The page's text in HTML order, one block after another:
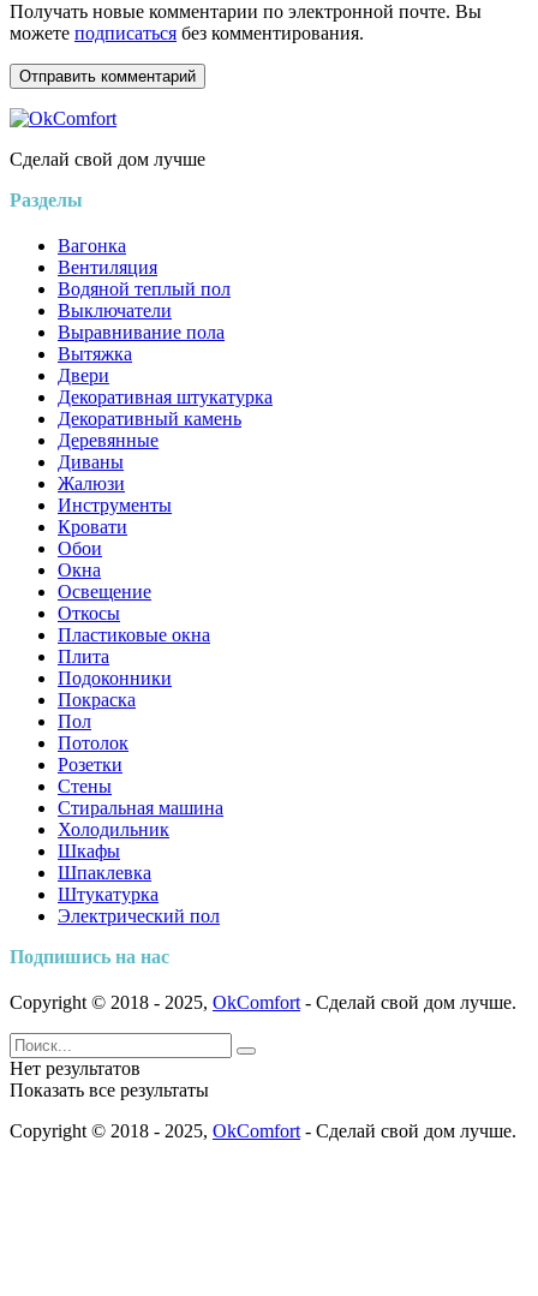
Получать новые комментарии по электронной почте. Вы
можете подписаться без комментирования.
Сделай свой дом лучше
Разделы
Вагонка
Вентиляция
Водяной теплый пол
Выключатели
Выравнивание пола
Вытяжка
Двери
Декоративная штукатурка
Декоративный камень
Деревянные
Диваны
Жалюзи
Инструменты
Кровати
Обои
Окна
Освещение
Откосы
Пластиковые окна
Плита
Подоконники
Покраска
Пол
Потолок
Розетки
Стены
Стиральная машина
Холодильник
Шкафы
Шпаклевка
Штукатурка
Электрический пол
Подпишись на нас
Copyright © 2018 - 2025, OkComfort - Сделай свой дом лучше.
Нет результатов
Показать все результаты
Copyright © 2018 - 2025, OkComfort - Сделай свой дом лучше.